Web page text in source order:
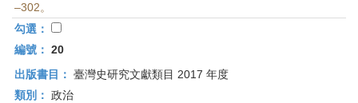
–302。
勾選：
編號： 20
出版書目： 臺灣史研究文獻類目 2017 年度
類別： 政治